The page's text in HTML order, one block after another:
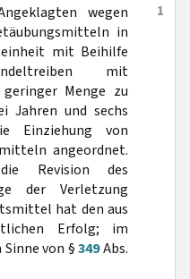
1
wegen
in
mit Beihilfe
mit
Menge zu
Jahren und sechs
Einziehung von
angeordnet.
Revision des
der Verletzung
hat den aus
Erfolg; im
von §349Abs.